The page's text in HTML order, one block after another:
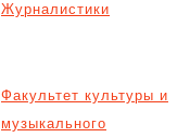
Журналистики
Факультет культуры и
музыкального